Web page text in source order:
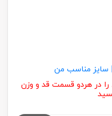
| سایز مناسب من
را در هردو قسمت قد و وزن